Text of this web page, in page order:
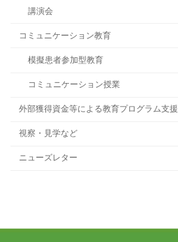
講演会
コミュニケーション教育
模擬患者参加型教育
コミュニケーション授業
外部獲得資金等による教育プログラム支援
視察・見学など
ニューズレター